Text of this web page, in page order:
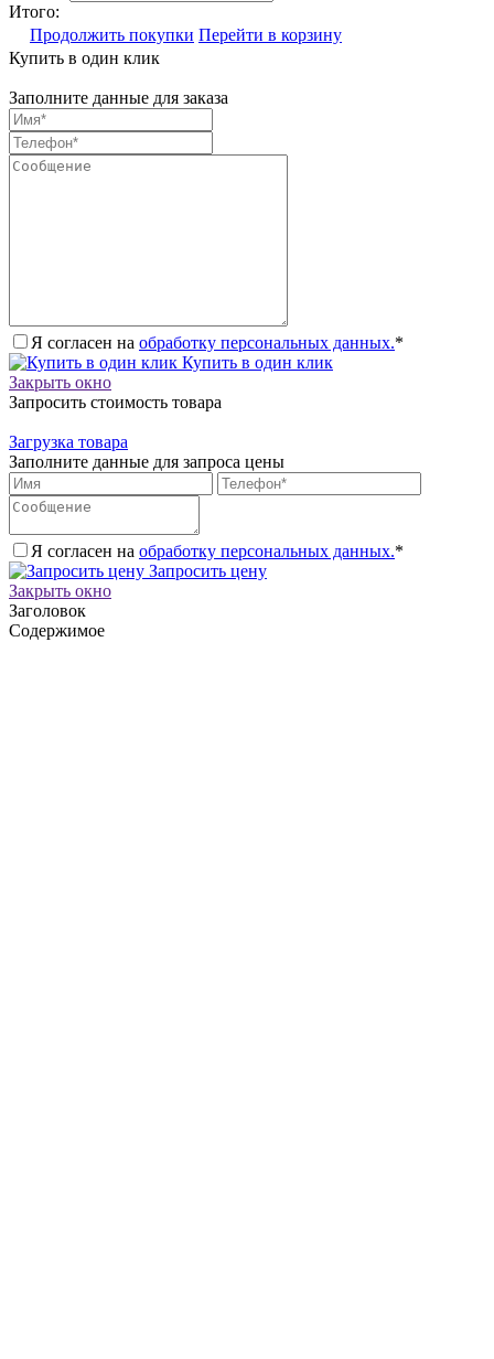
Итого:
Продолжить покупки Перейти в корзину
Купить в один клик
Заполните данные для заказа
Я согласен на обработку персональных данных.*
Купить в один клик
Закрыть окно
Запросить стоимость товара
Загрузка товара
Заполните данные для запроса цены
Я согласен на обработку персональных данных.*
Запросить цену
Закрыть окно
Заголовок
Содержимое